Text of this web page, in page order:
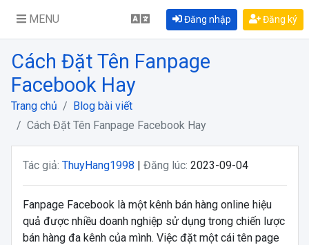
MENU Đăng nhập Đăng ký
Cách Đặt Tên Fanpage
Facebook Hay
Trang chủ
Blog bài viết
Cách Đặt Tên Fanpage Facebook Hay
Tác giả: ThuyHang1998 | Đăng lúc: 2023-09-04
Fanpage Facebook là một kênh bán hàng online hiệu
quả được nhiều doanh nghiệp sử dụng trong chiến lược
bán hàng đa kênh của mình. Việc đặt một cái tên page